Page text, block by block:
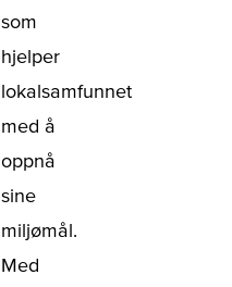
som
hjelper
lokalsamfunnet
med å
oppnå
sine
miljømål.
Med